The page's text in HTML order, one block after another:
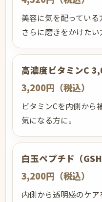
美容に気を配ってい
さらに磨きをかけたい
高濃度ビタミンC
3,200円（税込）
ビタミンCを内側から
気になる方に。
白玉ペプチド（GSH
3,200円（税込）
内側から透明感のケ